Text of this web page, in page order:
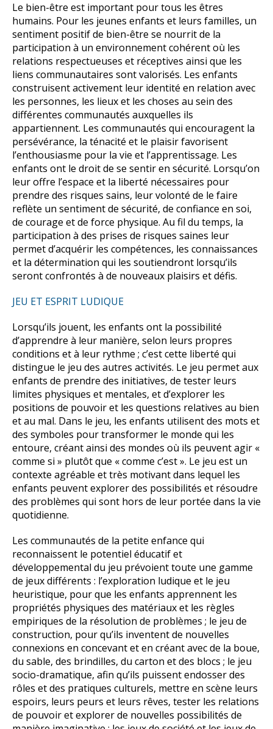
Le bien-être est important pour tous les êtres
humains. Pour les jeunes enfants et leurs familles, un
sentiment positif de bien-être se nourrit de la
participation à un environnement cohérent où les
relations respectueuses et réceptives ainsi que les
liens communautaires sont valorisés. Les enfants
construisent activement leur identité en relation avec
les personnes, les lieux et les choses au sein des
différentes communautés auxquelles ils
appartiennent. Les communautés qui encouragent la
persévérance, la ténacité et le plaisir favorisent
l’enthousiasme pour la vie et l’apprentissage. Les
enfants ont le droit de se sentir en sécurité. Lorsqu’on
leur offre l’espace et la liberté nécessaires pour
prendre des risques sains, leur volonté de le faire
reflète un sentiment de sécurité, de confiance en soi,
de courage et de force physique. Au fil du temps, la
participation à des prises de risques saines leur
permet d’acquérir les compétences, les connaissances
et la détermination qui les soutiendront lorsqu’ils
seront confrontés à de nouveaux plaisirs et défis.
JEU ET ESPRIT LUDIQUE
Lorsqu’ils jouent, les enfants ont la possibilité
d’apprendre à leur manière, selon leurs propres
conditions et à leur rythme ; c’est cette liberté qui
distingue le jeu des autres activités. Le jeu permet aux
enfants de prendre des initiatives, de tester leurs
limites physiques et mentales, et d’explorer les
positions de pouvoir et les questions relatives au bien
et au mal. Dans le jeu, les enfants utilisent des mots et
des symboles pour transformer le monde qui les
entoure, créant ainsi des mondes où ils peuvent agir «
comme si » plutôt que « comme c’est ». Le jeu est un
contexte agréable et très motivant dans lequel les
enfants peuvent explorer des possibilités et résoudre
des problèmes qui sont hors de leur portée dans la vie
quotidienne.
Les communautés de la petite enfance qui
reconnaissent le potentiel éducatif et
développemental du jeu prévoient toute une gamme
de jeux différents : l’exploration ludique et le jeu
heuristique, pour que les enfants apprennent les
propriétés physiques des matériaux et les règles
empiriques de la résolution de problèmes ; le jeu de
construction, pour qu’ils inventent de nouvelles
connexions en concevant et en créant avec de la boue,
du sable, des brindilles, du carton et des blocs ; le jeu
socio-dramatique, afin qu’ils puissent endosser des
rôles et des pratiques culturels, mettre en scène leurs
espoirs, leurs peurs et leurs rêves, tester les relations
de pouvoir et explorer de nouvelles possibilités de